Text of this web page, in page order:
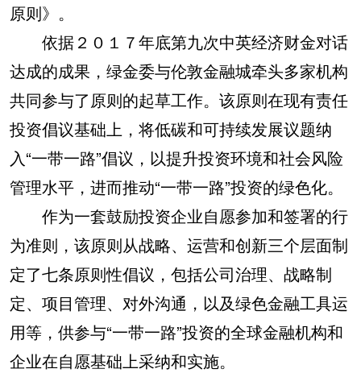
原则》。
依据２０１７年底第九次中英经济财金对话
达成的成果，绿金委与伦敦金融城牵头多家机构
共同参与了原则的起草工作。该原则在现有责任
投资倡议基础上，将低碳和可持续发展议题纳
入“一带一路”倡议，以提升投资环境和社会风险
管理水平，进而推动“一带一路”投资的绿色化。
作为一套鼓励投资企业自愿参加和签署的行
为准则，该原则从战略、运营和创新三个层面制
定了七条原则性倡议，包括公司治理、战略制
定、项目管理、对外沟通，以及绿色金融工具运
用等，供参与“一带一路”投资的全球金融机构和
企业在自愿基础上采纳和实施。